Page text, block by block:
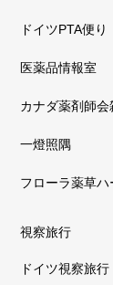
ドイツPTA便り
医薬品情報室
カナダ薬剤師会
一燈照隅
フローラ薬草ハ
視察旅行
ドイツ視察旅行